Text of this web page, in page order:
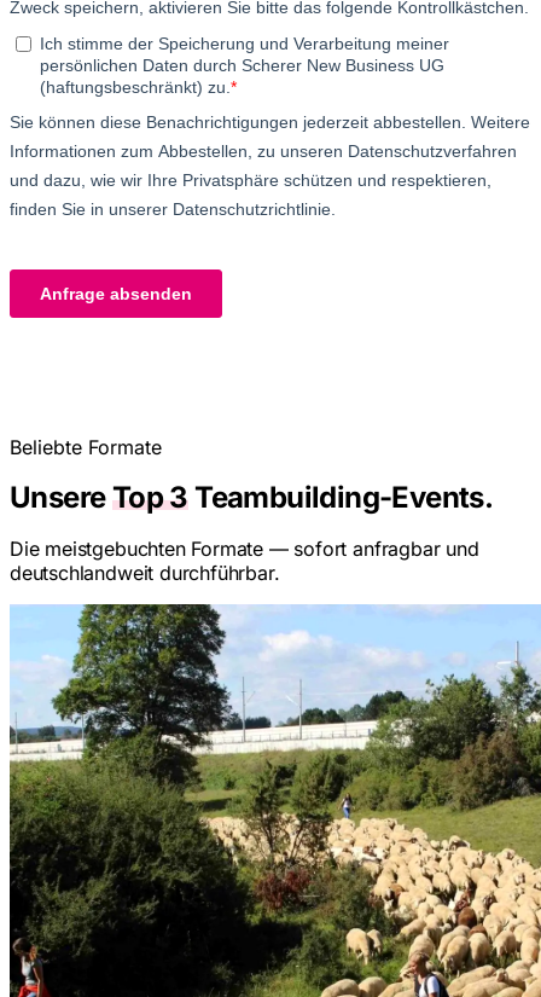
Beliebte Formate
UnsereTop 3Teambuilding-Events.
Die meistgebuchten Formate — sofort anfragbar und
deutschlandweit durchführbar.